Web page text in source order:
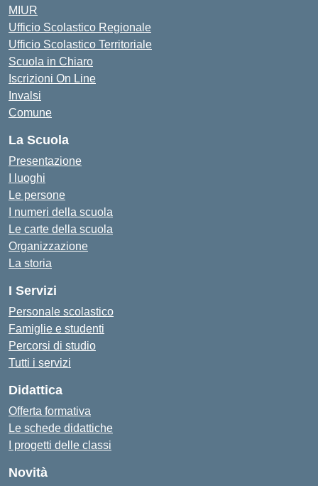
MIUR
Ufficio Scolastico Regionale
Ufficio Scolastico Territoriale
Scuola in Chiaro
Iscrizioni On Line
Invalsi
Comune
La Scuola
Presentazione
I luoghi
Le persone
I numeri della scuola
Le carte della scuola
Organizzazione
La storia
I Servizi
Personale scolastico
Famiglie e studenti
Percorsi di studio
Tutti i servizi
Didattica
Offerta formativa
Le schede didattiche
I progetti delle classi
Novità